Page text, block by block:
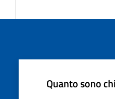
Quanto sono